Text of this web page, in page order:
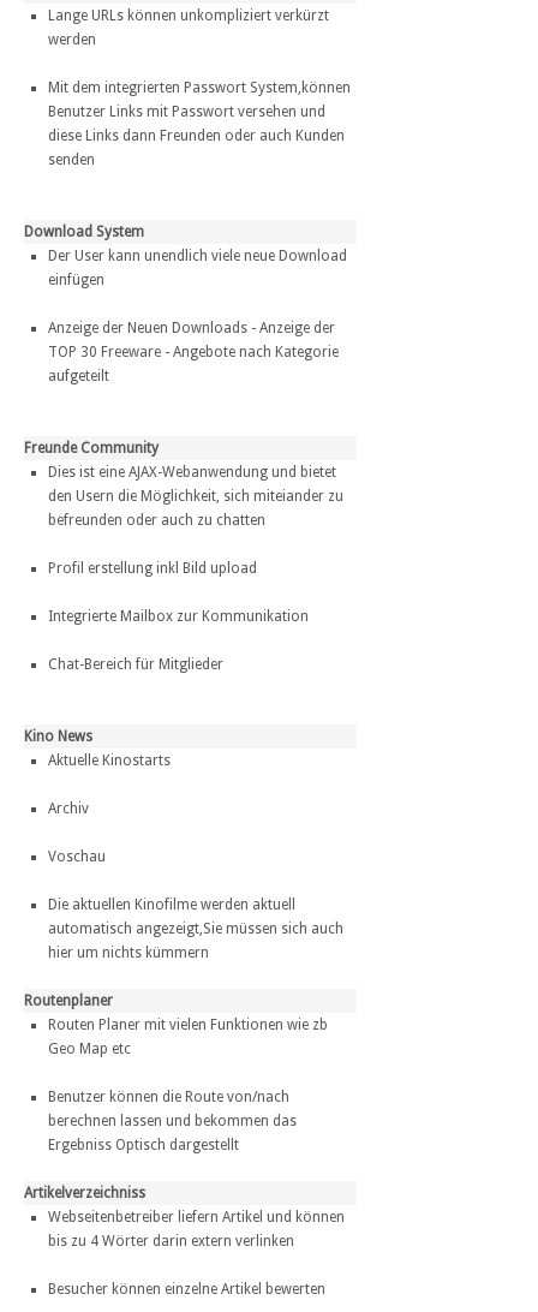
Lange URLs können unkompliziert verkürzt
werden
Mit dem integrierten Passwort System,können
Benutzer Links mit Passwort versehen und
diese Links dann Freunden oder auch Kunden
senden
Download System
Der User kann unendlich viele neue Download
einfügen
Anzeige der Neuen Downloads - Anzeige der
TOP 30 Freeware - Angebote nach Kategorie
aufgeteilt
Freunde Community
Dies ist eine AJAX-Webanwendung und bietet
den Usern die Möglichkeit, sich miteiander zu
befreunden oder auch zu chatten
Profil erstellung inkl Bild upload
Integrierte Mailbox zur Kommunikation
Chat-Bereich für Mitglieder
Kino News
Aktuelle Kinostarts
Archiv
Voschau
Die aktuellen Kinofilme werden aktuell
automatisch angezeigt,Sie müssen sich auch
hier um nichts kümmern
Routenplaner
Routen Planer mit vielen Funktionen wie zb
Geo Map etc
Benutzer können die Route von/nach
berechnen lassen und bekommen das
Ergebniss Optisch dargestellt
Artikelverzeichniss
Webseitenbetreiber liefern Artikel und können
bis zu 4 Wörter darin extern verlinken
Besucher können einzelne Artikel bewerten